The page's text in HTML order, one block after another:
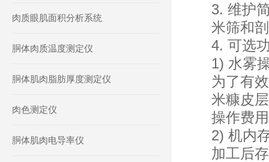
肉质眼肌面积分析系统
胴体肉质温度测定仪
胴体肌肉脂肪厚度测定仪
肉色测定仪
胴体肌肉电导率仪
3. 维护
米筛和
4. 可选
1) 水雾
为了有
米糠皮
操作费
2) 机内
加工后